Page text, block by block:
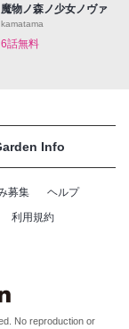
魔物ノ森ノ少女ノヴァ
kamatama
6話無料
Info
募集
ヘルプ
利用規約
No reproduction or